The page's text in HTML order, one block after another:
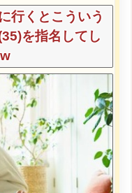
？？？？
行くとこういう
を指名してし